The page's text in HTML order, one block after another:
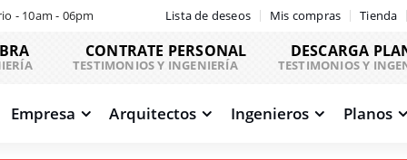
- 10am - 06pm Lista de deseos Mis compras Tienda
CONTRATE PERSONAL
TESTIMONIOS Y INGENIERÍA
DESCARGA
TESTIMONIOS Y
Empresa Arquitectos Ingenieros Planos